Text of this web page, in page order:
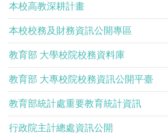
本校高教深耕計畫
本校校務及財務資訊公開專區
教育部 大學校院校務資料庫
教育部 大專校院校務資訊公開平臺
教育部統計處重要教育統計資訊
行政院主計總處資訊公開